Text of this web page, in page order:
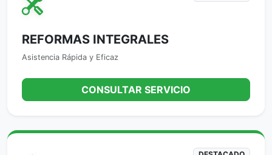
REFORMAS INTEGRALES
Asistencia Rápida y Eficaz
CONSULTAR SERVICIO